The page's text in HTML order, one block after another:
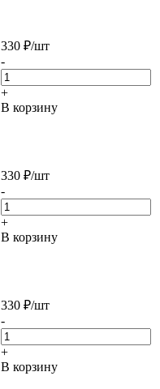
330 ₽/шт
-
+
В корзину
330 ₽/шт
-
+
В корзину
330 ₽/шт
-
+
В корзину